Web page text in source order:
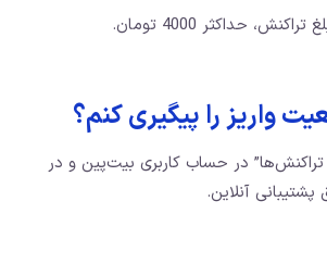
واریز را پیگیری کنم؟
در حساب کاربری بیت‌پین و در
آنلاین.